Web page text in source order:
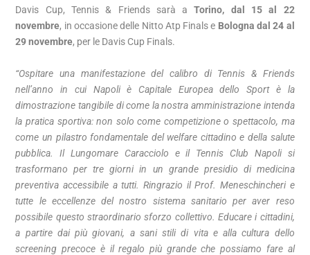
Davis Cup, Tennis & Friends sarà aTorino, dal 15 al 22
novembre, in occasione delle Nitto Atp Finals e Bologna dal 24 al
29 novembre, per le Davis Cup Finals.
“Ospitare una manifestazione del calibro di Tennis & Friends
nell’anno in cui Napoli è Capitale Europea dello Sport è la
dimostrazione tangibile di come la nostra amministrazione intenda
la pratica sportiva: non solo come competizione o spettacolo, ma
come un pilastro fondamentale del welfare cittadino e della salute
pubblica. Il Lungomare Caracciolo e il Tennis Club Napoli si
trasformano per tre giorni in un grande presidio di medicina
preventiva accessibile a tutti. Ringrazio il Prof. Meneschincheri e
tutte le eccellenze del nostro sistema sanitario per aver reso
possibile questo straordinario sforzo collettivo. Educare i cittadini,
a partire dai più giovani, a sani stili di vita e alla cultura dello
screening precoce è il regalo più grande che possiamo fare al